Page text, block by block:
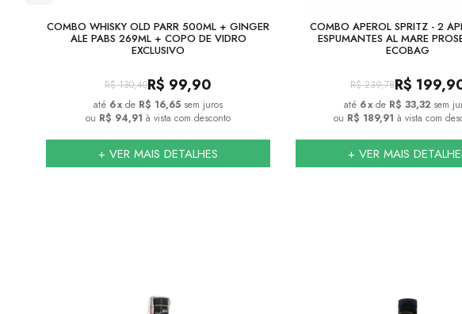
COMBO WHISKY OLD PARR 500ML + GINGER
ALE PABS 269ML + COPO DE VIDRO
EXCLUSIVO
R$ 130,40R$ 99,90
6x de R$ 16,65 sem juros
ou R$ 94,91 à vista com desconto
+ VER MAIS DETALHES
COMBO APEROL SPRITZ - 2
ESPUMANTES AL MARE
ECOBAG
R$ 239,78R$
6x de R$ 33,32 sem
ou R$ 189,91 à vista com
+ VER MAIS